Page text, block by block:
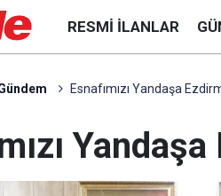
RESMI İLANLAR
Esnafımızı Yandaşa